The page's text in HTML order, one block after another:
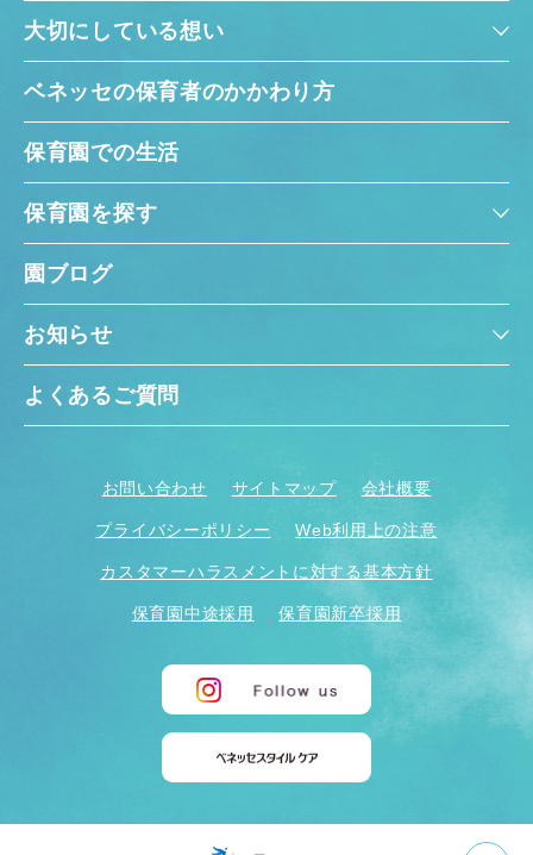
大切にしている想い
ベネッセの保育者のかかわり方
保育園での生活
保育園を探す
園ブログ
お知らせ
よくあるご質問
お問い合わせ サイトマップ 会社概要
プライバシーポリシー Web利用上の注意
カスタマーハラスメントに対する基本方針
保育園中途採用 保育園新卒採用